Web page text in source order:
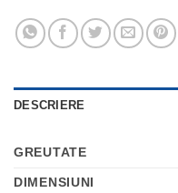
DESCRIERE
GREUTATE
DIMENSIUNI